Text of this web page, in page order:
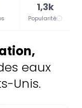
1,3k
Popularité
,
eaux
Unis.